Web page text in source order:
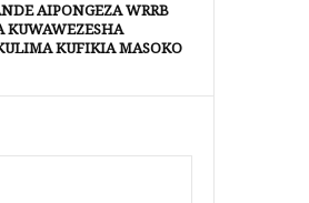
AIPONGEZA WRRB
KUWAWEZESHA
KUFIKIA MASOKO